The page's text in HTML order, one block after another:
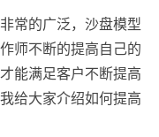
常的广泛，沙盘模型
师不断的提高自己的
能满足客户不断提高
给大家介绍如何提高